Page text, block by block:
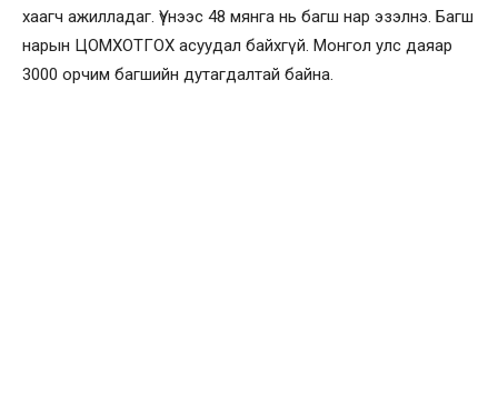
хаагч ажилладаг. Үүнээс 48 мянга нь багш нар эзэлнэ. Багш
нарын ЦОМХОТГОХ асуудал байхгүй. Монгол улс даяар
3000 орчим багшийн дутагдалтай байна.